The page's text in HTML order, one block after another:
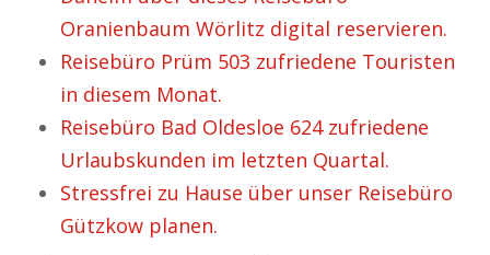
Oranienbaum Wörlitz digital reservieren.
Reisebüro Prüm 503 zufriedene Touristen
in diesem Monat.
Reisebüro Bad Oldesloe 624 zufriedene
Urlaubskunden im letzten Quartal.
Stressfrei zu Hause über unser Reisebüro
Gützkow planen.